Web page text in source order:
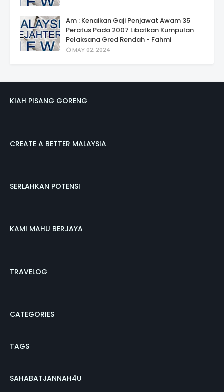
Am : Kenaikan Gaji Penjawat Awam 35
Peratus Pada 2007 Libatkan Kumpulan
Pelaksana Gred Rendah - Fahmi
MAY 02, 2024
KIAH PISANG GORENG
CREATE A BETTER MALAYSIA
SERLAHKAN POTENSI
KAMI MAHU BERJAYA
TRAVELOG
CATEGORIES
TAGS
SAHABATJANNAH4U